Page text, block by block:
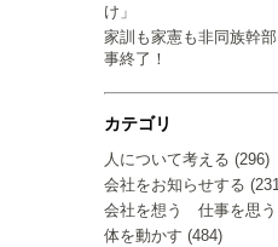
け」
家訓も家憲も非同族幹
事終了！
カテゴリ
人について考える (296)
会社をお知らせする
会社を想う 仕事を思う
体を動かす (484)